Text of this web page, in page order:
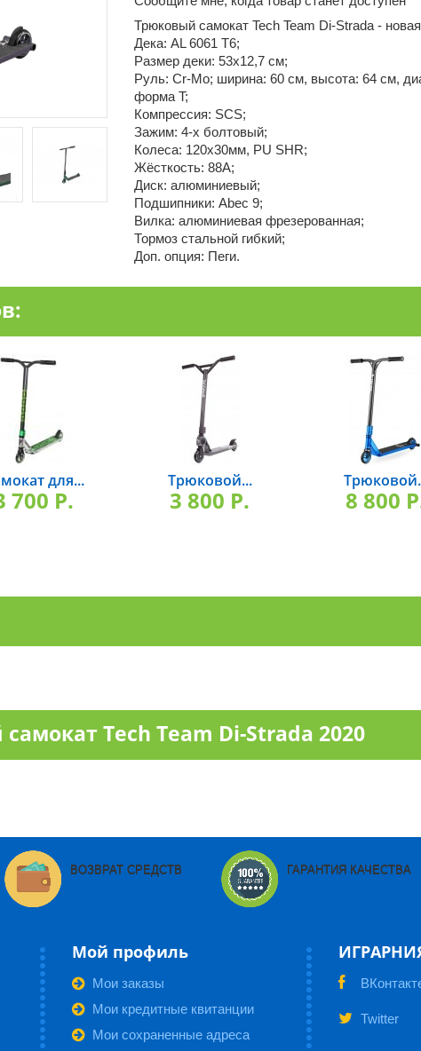
Трюковый самокат Tech Team Di-Strada -
Дека: AL 6061 Т6;
Размер деки: 53х12,7 см;
Руль: Cr-Mo; ширина: 60 см, высота: 64 см,
форма T;
Компрессия: SCS;
Зажим: 4-х болтовый;
Колеса: 120х30мм, PU SHR;
Жёсткость: 88А;
Диск: алюминиевый;
Подшипники: Abec 9;
Вилка: алюминиевая фрезерованная;
Тормоз стальной гибкий;
Доп. опция: Пеги.
для...
700 P.
Трюковой...
3 800 P. 8 800
Tech Team Di-Strada 2020
ВОЗВРАТ СРЕДСТВ ГАРАНТИЯ КАЧЕСТВА
Мой профиль
Мои заказы
Мои кредитные квитанции
Мои сохраненные адреса
Twitter